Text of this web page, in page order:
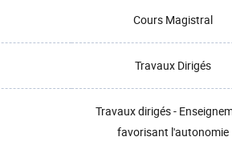
Cours Magistral
Travaux Dirigés
Travaux dirigés -
favorisant l'autonomie